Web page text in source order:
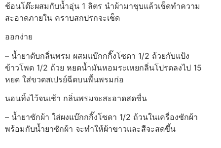
ช้อนโต๊ะผสมกับน้ำอุ่น 1 ลิตร นำผ้ามาชุบแล้วเช็ดทำความ
สะอาดภายใน คราบสกปรกจะเช็ด
ออกง่าย
– น้ำยาดับกลิ่นพรม ผสมแบ๊กกกิ๊งโซดา 1/2 ถ้วยกับแป้ง
ข้าวโพด 1/2 ถ้วย หยดน้ำมันหอมระเหยกลิ่นโปรดลงไป 15
หยด ใส่ขวดสเปรย์ฉีดบนพื้นพรมก่อ
นอนทิ้งไว้จนเช้า กลิ่นพรมจะสะอาดสดชื่น
– น้ำยาซักผ้า ใส่ผงแบ๊กกกิ๊งโซดา 1/2 ถ้วนในเครื่องซักผ้า
พร้อมกับน้ำยาซักผ้า จะทำให้ผ้าขาวและสีจะสดขึ้น